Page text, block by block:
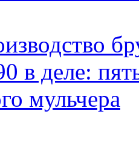
в деле:
мульчера